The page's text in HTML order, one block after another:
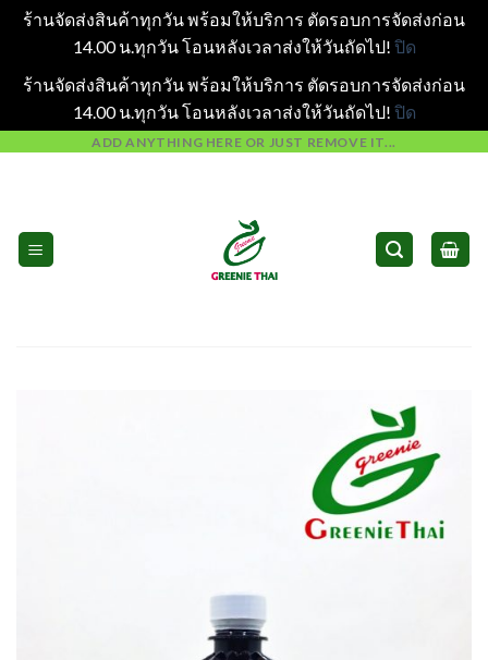
ร้านจัดส่งสินค้าทุกวัน พร้อมให้บริการ ตัดรอบการจัดส่งก่อน
14.00 น.ทุกวัน โอนหลังเวลาส่งให้วันถัดไป! ปิด
ร้านจัดส่งสินค้าทุกวัน พร้อมให้บริการ ตัดรอบการจัดส่งก่อน
14.00 น.ทุกวัน โอนหลังเวลาส่งให้วันถัดไป! ปิด
ADD ANYTHING HERE OR JUST REMOVE IT...